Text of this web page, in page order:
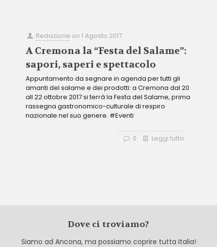
Redazione on1 Agosto 2017
A Cremona la “Festa del Salame”:
sapori, saperi e spettacolo
Appuntamento da segnare in agenda per tutti gli
amanti del salame e dei prodotti: a Cremona dal 20
all 22 ottobre 2017 si terrà la Festa del Salame, prima
rassegna gastronomico-culturale di respiro
nazionale nel suo genere. #Eventi
0 Leggi tutto
Dove ci troviamo?
Siamo ad Ancona, ma possiamo coprire tutta Italia!